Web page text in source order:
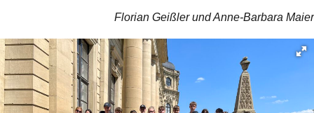
Florian Geißler und Anne-Barbara Maier